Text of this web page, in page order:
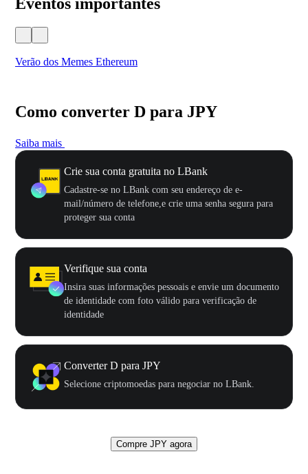
Verão dos Memes Ethereum
Como converter D para JPY
Saiba mais
Crie sua conta gratuita no LBank
Cadastre-se no LBank com seu endereço de e-
mail/número de telefone,e crie uma senha segura para
proteger sua conta
Verifique sua conta
Insira suas informações pessoais e envie um documento
de identidade com foto válido para verificação de
identidade
Converter D para JPY
Selecione criptomoedas para negociar no LBank.
Compre JPY agora